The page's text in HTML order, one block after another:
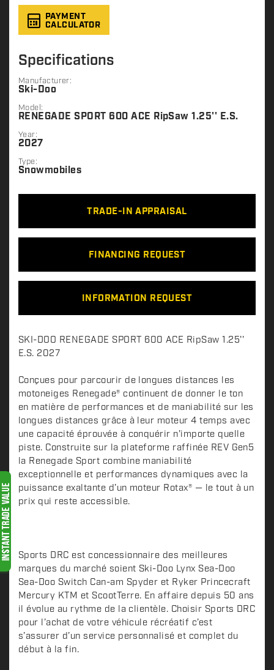
PAYMENT
CALCULATOR
Specifications
Manufacturer:
Ski-Doo
Model:
RENEGADE SPORT 600 ACE RipSaw 1.25'' E.S.
Year:
2027
Type:
Snowmobiles
TRADE-IN APPRAISAL
FINANCING REQUEST
INFORMATION REQUEST
D
e
c
r
i
p
t
i
o
n
SKI-DOO RENEGADE SPORT 600 ACE RipSaw 1.25''
E.S. 2027
Conçues pour parcourir de longues distances les
motoneiges Renegade® continuent de donner le ton
en matière de performances et de maniabilité sur les
longues distances grâce à leur moteur 4 temps avec
une capacité éprouvée à conquérir n'importe quelle
piste. Construite sur la plateforme raffinée REV Gen5
la Renegade Sport combine maniabilité
exceptionnelle et performances dynamiques avec la
puissance exaltante d’un moteur Rotax® — le tout à un
prix qui reste accessible.
Sports DRC est concessionnaire des meilleures
marques du marché soient Ski-Doo Lynx Sea-Doo
Sea-Doo Switch Can-am Spyder et Ryker Princecraft
Mercury KTM et ScootTerre. En affaire depuis 50 ans
il évolue au rythme de la clientèle. Choisir Sports DRC
pour l’achat de votre véhicule récréatif c’est
s’assurer d’un service personnalisé et complet du
début à la fin.